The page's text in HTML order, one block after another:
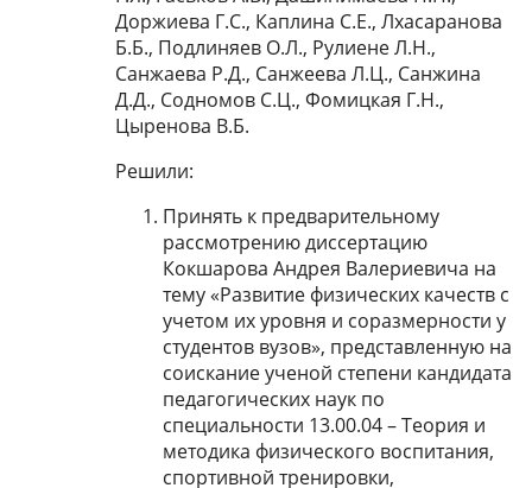
Доржиева Г.С., Каплина С.Е., Лхасаранова
Б.Б., Подлиняев О.Л., Рулиене Л.Н.,
Санжаева Р.Д., Санжеева Л.Ц., Санжина
Д.Д., Содномов С.Ц., Фомицкая Г.Н.,
Цыренова В.Б.
Решили:
Принять к предварительному
рассмотрению диссертацию
Кокшарова Андрея Валериевича на
тему «Развитие физических качеств с
учетом их уровня и соразмерности у
студентов вузов», представленную на
соискание ученой степени кандидата
педагогических наук по
специальности 13.00.04 – Теория и
методика физического воспитания,
спортивной тренировки,